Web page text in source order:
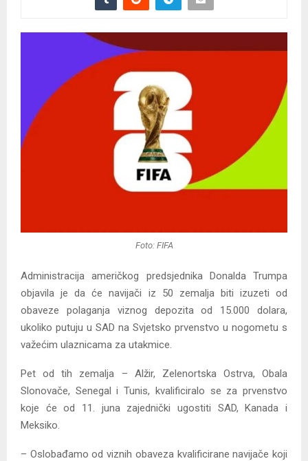
Foto: FIFA
Administracija američkog predsjednika Donalda Trumpa
objavila je da će navijači iz 50 zemalja biti izuzeti od
obaveze polaganja viznog depozita od 15.000 dolara,
ukoliko putuju u SAD na Svjetsko prvenstvo u nogometu s
važećim ulaznicama za utakmice.
Pet od tih zemalja – Alžir, Zelenortska Ostrva, Obala
Slonovače, Senegal i Tunis, kvalificiralo se za prvenstvo
koje će od 11. juna zajednički ugostiti SAD, Kanada i
Meksiko.
– Oslobađamo od viznih obaveza kvalificirane navijače koji